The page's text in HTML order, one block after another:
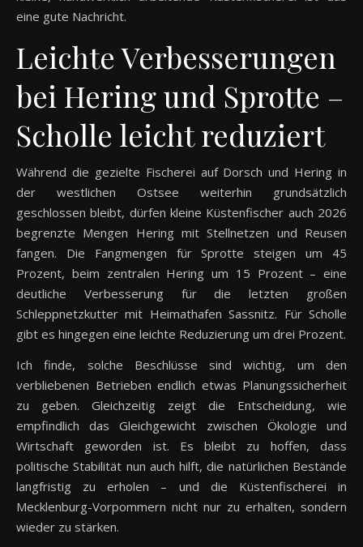
eine gute Nachricht.
Leichte Verbesserungen
bei Hering und Sprotte –
Scholle leicht reduziert
Während die gezielte Fischerei auf Dorsch und Hering in
der westlichen Ostsee weiterhin grundsätzlich
geschlossen bleibt, dürfen kleine Küstenfischer auch 2026
begrenzte Mengen Hering mit Stellnetzen und Reusen
fangen. Die Fangmengen für Sprotte steigen um 45
Prozent, beim zentralen Hering um 15 Prozent – eine
deutliche Verbesserung für die letzten großen
Schleppnetzkutter mit Heimathafen Sassnitz. Für Scholle
gibt es hingegen eine leichte Reduzierung um drei Prozent.
Ich finde, solche Beschlüsse sind wichtig, um den
verbliebenen Betrieben endlich etwas Planungssicherheit
zu geben. Gleichzeitig zeigt die Entscheidung, wie
empfindlich das Gleichgewicht zwischen Ökologie und
Wirtschaft geworden ist. Es bleibt zu hoffen, dass
politische Stabilität nun auch hilft, die natürlichen Bestände
langfristig zu erholen – und die Küstenfischerei in
Mecklenburg-Vorpommern nicht nur zu erhalten, sondern
wieder zu stärken.